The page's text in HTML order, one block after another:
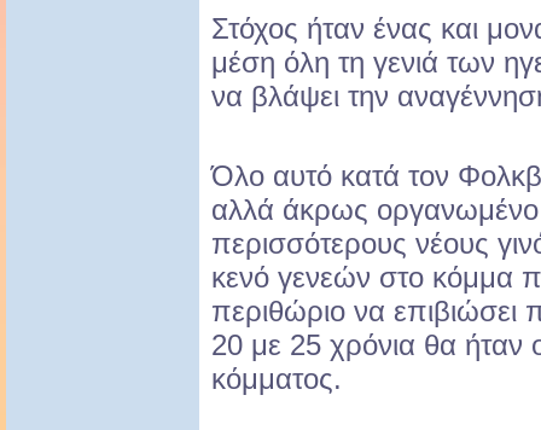
Στόχος ήταν ένας και
μέση όλη τη γενιά των
να βλάψει την
Όλο αυτό κατά τον
αλλά άκρως
περισσότερους νέους
κενό γενεών στο κόμμα
περιθώριο να επιβιώσει
20 με 25 χρόνια θα ήταν
κόμματος.